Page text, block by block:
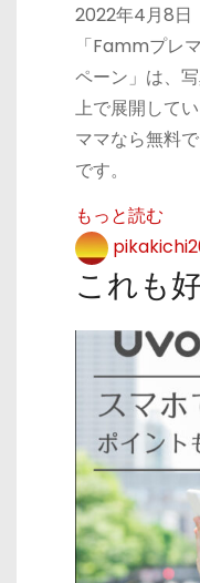
2022年4月8日
「Fammプレ
ペーン」は、
上で展開して
ママなら無料
です。
もっと読む
これも